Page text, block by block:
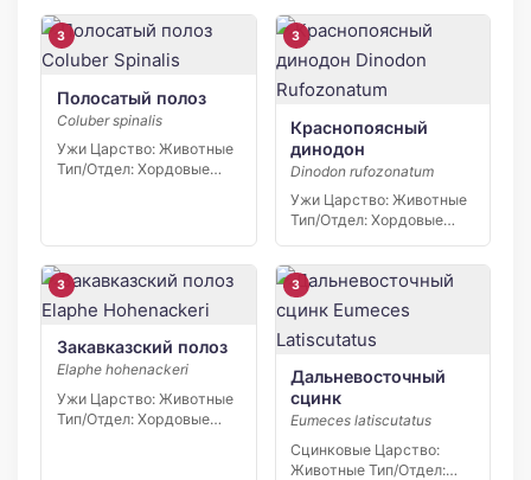
Пресмыкающиеся
Отряд/Порядок:…
3
Полосатый полоз
Coluber spinalis
Ужи Царство: Животные
Тип/Отдел: Хордовые
3
Краснопоясный
динодон
Dinodon rufozonatum
Ужи Царство: Животные
Тип/Отдел: Хордовые
Отряд/Порядок: Змеи…
3
Закавказский полоз
Elaphe hohenackeri
Ужи Царство: Животные
Тип/Отдел: Хордовые
3
Дальневосточный
сцинк
Eumeces latiscutatus
Сцинковые Царство:
Животные Тип/Отдел: